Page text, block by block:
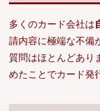
多くのカード会社は
請内容に極端な不備
質問はほとんどあり
めたことでカード発